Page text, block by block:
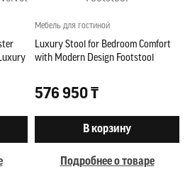
Мебель для гостиной
Luxury Stool for Bedroom Comfort
with Modern Design Footstool
576 950 ₸
В корзину
Подробнее о товаре